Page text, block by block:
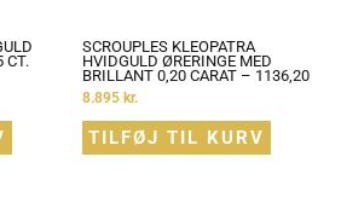
CT.
SCROUPLES KLEOPATRA
HVIDGULD ØRERINGE MED
BRILLANT 0,20 CARAT – 1136,20
8.895 kr.
TILFØJ TIL KURV